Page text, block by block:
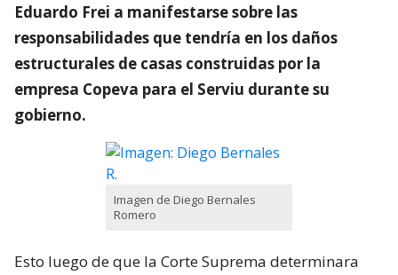
Eduardo Frei a manifestarse sobre las
responsabilidades que tendría en los daños
estructurales de casas construidas por la
empresa Copeva para el Serviu durante su
gobierno.
Imagen de Diego Bernales
Romero
Esto luego de que la Corte Suprema determinara